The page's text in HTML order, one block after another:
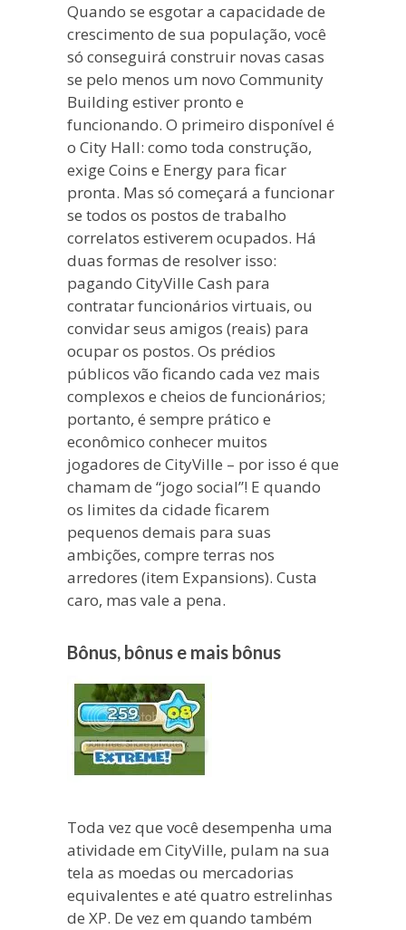
Quando se esgotar a capacidade de
crescimento de sua população, você
só conseguirá construir novas casas
se pelo menos um novo Community
Building estiver pronto e
funcionando. O primeiro disponível é
o City Hall: como toda construção,
exige Coins e Energy para ficar
pronta. Mas só começará a funcionar
se todos os postos de trabalho
correlatos estiverem ocupados. Há
duas formas de resolver isso:
pagando CityVille Cash para
contratar funcionários virtuais, ou
convidar seus amigos (reais) para
ocupar os postos. Os prédios
públicos vão ficando cada vez mais
complexos e cheios de funcionários;
portanto, é sempre prático e
econômico conhecer muitos
jogadores de CityVille – por isso é que
chamam de “jogo social”! E quando
os limites da cidade ficarem
pequenos demais para suas
ambições, compre terras nos
arredores (item Expansions). Custa
caro, mas vale a pena.
Bônus, bônus e mais bônus
Toda vez que você desempenha uma
atividade em CityVille, pulam na sua
tela as moedas ou mercadorias
equivalentes e até quatro estrelinhas
de XP. De vez em quando também